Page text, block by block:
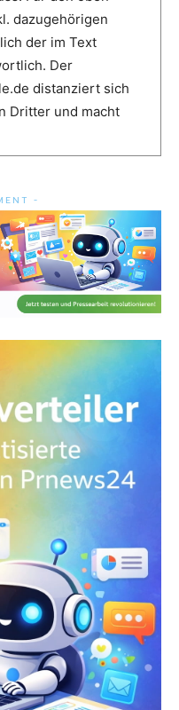
dazugehörigen
der im Text
Der
distanziert sich
Dritter und macht
-